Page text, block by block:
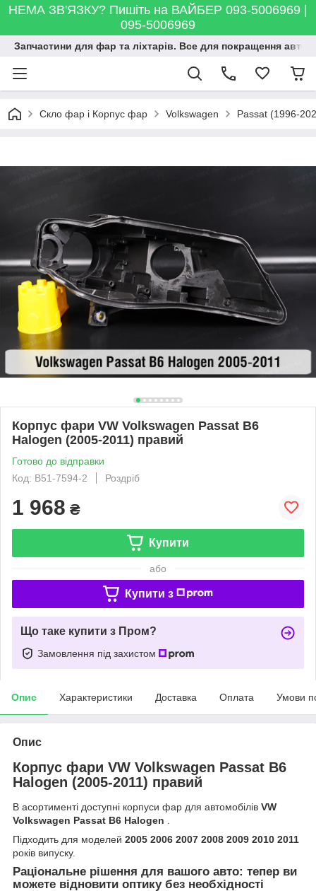
НЕМА ЗВ'ЯЗКУ? Пишіть на ВАЙБЕР 093-5006969 |
095-5006969
Запчастини для фар та ліхтарів. Все для покращення
Скло фар і Корпус фар Volkswagen Passat (1996-
Корпус фари VW Volkswagen Passat B6
Halogen (2005-2011) правий
Готово до відправки
Код: B51-7594-2
Роздріб
1 968 ₴
Купити
або
Купити з
Що таке купити з Пром?
Замовлення під захистом
Опис Характеристики Доставка Оплата Умови
Опис
Корпус фари VW Volkswagen Passat B6
Halogen (2005-2011) правий
В асортименті доступні корпуси фар для автомобілів VW
Volkswagen Passat B6 Halogen .
Підходить для моделей 2005 2006 2007 2008 2009 2010 2011
років випуску.
Раціональне рішення для вашого авто: тепер ви
можете відновити оптику без необхідності